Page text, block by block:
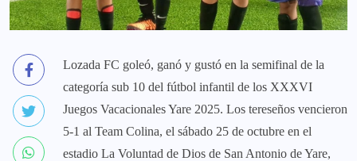
Lozada FC goleó, ganó y gustó en la semifinal de la
categoría sub 10 del fútbol infantil de los XXXVI
Juegos Vacacionales Yare 2025. Los tereseños vencieron
5-1 al Team Colina, el sábado 25 de octubre en el
estadio La Voluntad de Dios de San Antonio de Yare,